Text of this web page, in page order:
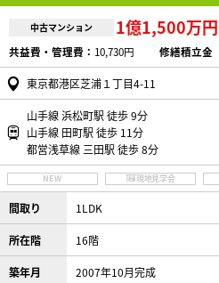
中古マンション 1億1,500万円
共益費・管理費： 10,730円 修繕積立金
東京都港区芝浦１丁目4-11
山手線 浜松町駅 徒歩 9分
山手線 田町駅 徒歩 11分
都営浅草線 三田駅 徒歩 8分
NEW 現地見学会
間取り 1LDK
所在階 16階
築年月 2007年10月完成